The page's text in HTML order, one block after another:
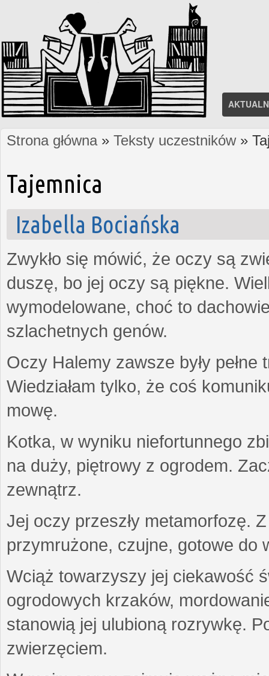
Jesteś tutaj
Strona główna» Teksty uczestników»
Tajemnica
Izabella Bociańska
Zwykło się mówić, że oczy są
duszę, bo jej oczy są piękne.
wymodelowane, choć to
szlachetnych genów.
Oczy Halemy zawsze były
Wiedziałam tylko, że coś
mowę.
Kotka, w wyniku niefortunnego
na duży, piętrowy z ogrodem.
zewnątrz.
Jej oczy przeszły metamorfozę.
przymrużone, czujne, gotowe do
Wciąż towarzyszy jej ciekawość
ogrodowych krzaków,
stanowią jej ulubioną rozrywkę.
zwierzęciem.